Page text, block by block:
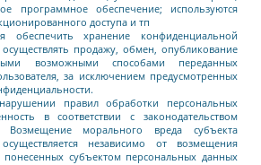
программное обеспечение; используются
доступа и тп
обеспечить хранение конфиденциальной
продажу, обмен, опубликование
возможными способами переданных
за исключением предусмотренных
правил обработки персональных
в соответствии с законодательством
Возмещение морального вреда субъекта
независимо от возмещения
субъектом персональных данных